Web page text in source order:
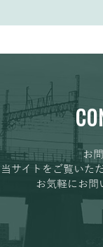
お
当サイトをご覧いた
お気軽にお問